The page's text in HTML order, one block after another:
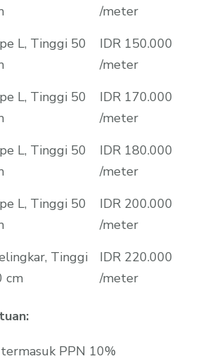
/meter
L, Tinggi 50
IDR 150.000
/meter
L, Tinggi 50
IDR 170.000
/meter
L, Tinggi 50
IDR 180.000
/meter
L, Tinggi 50
IDR 200.000
/meter
Tinggi
cm
IDR 220.000
/meter
PPN 10%